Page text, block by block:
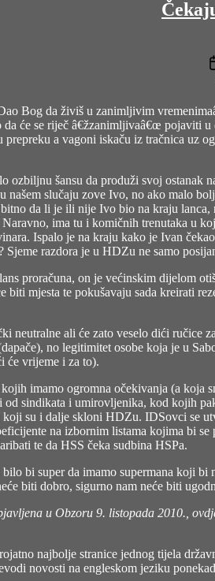
Bog da živiš u zanimljivim
će se riječ â€žzanimljivaâ€œ
a vagoni iskaču iz tračnica uz
šansu da produži svoj ostanak
slučaju zove Ivo, no ako malo
da li je ili nije Ivo bio na kraju
ima tu i komičnih trenutaka u
Ispalo je na kraju kako je Ivan
Sjeme razdora je u HDZu ne samo
proračuna, on je većinskim dijelom
biti mjesta te pokušavaju sada kreirati
neutralne ali će zato veselo dići
no legitimitet osobe koja je u
će vrijeme i za to).
imamo ogromna očekivanja (a
sindikata i umirovljenika, kod kojih
su i dalje skloni HDZu. IDSovci se
na izbornim listama kojima bi
te da HSS čeka sudbina HSPa.
bi super da imamo supermana koji
biti dobro, sigurno nam neće biti
u Obzoru 9. listopada 2010.,
najbolje stranice jednog tijela
novosti na engleskom jeziku